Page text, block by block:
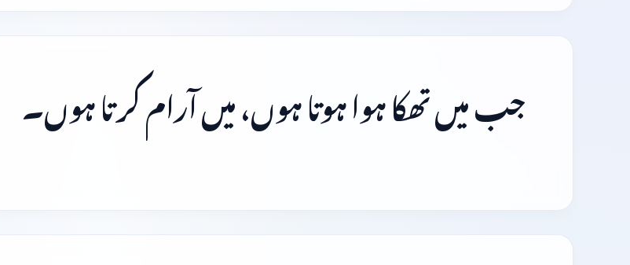
جب میں تھکا ہوا ہوتا ہوں، میں آرام کرتا ہوں۔